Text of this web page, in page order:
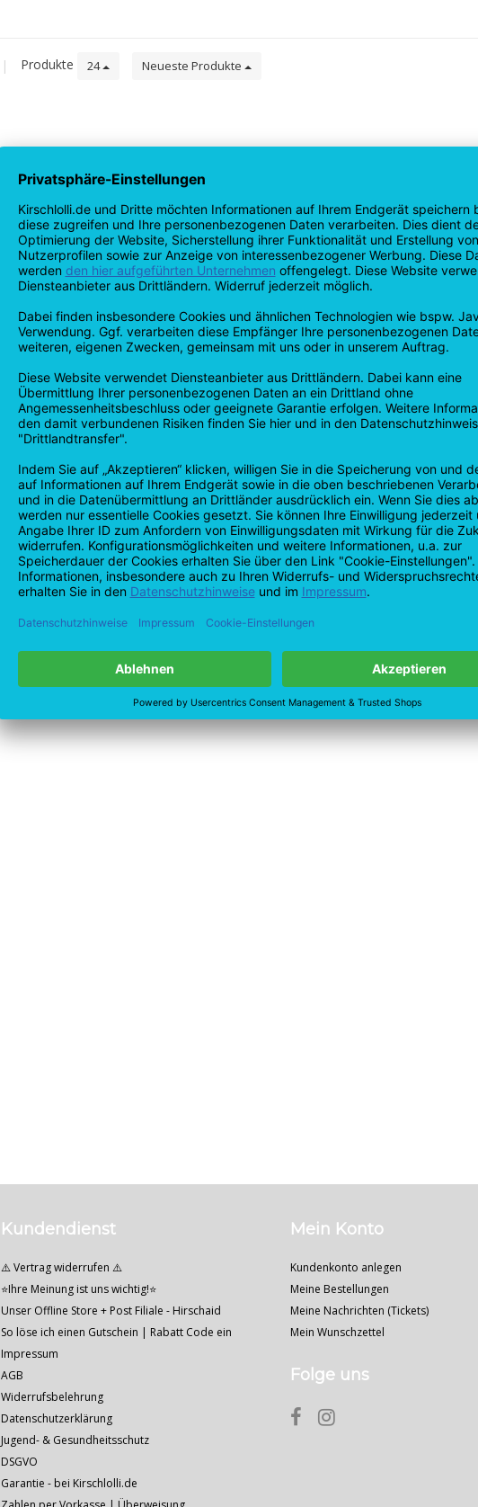
| Produkte 24 Neueste Produkte
Kundendienst
⚠️ Vertrag widerrufen ⚠️
⭐Ihre Meinung ist uns wichtig!⭐
Unser Offline Store + Post Filiale - Hirschaid
So löse ich einen Gutschein | Rabatt Code ein
Impressum
AGB
Widerrufsbelehrung
Datenschutzerklärung
Jugend- & Gesundheitsschutz
DSGVO
Garantie - bei Kirschlolli.de
Mein Konto
Kundenkonto anlegen
Meine Bestellungen
Meine Nachrichten (Tickets)
Mein Wunschzettel
Folge uns